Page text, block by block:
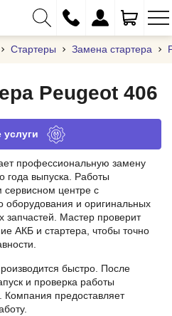
(29) 333-01-01
+375 (17) 373-97-09
(29) 262-61-18
Стартеры Замена стартера
Peugeot 406
услуги
профессиональную замену
года выпуска. Работы
центре с
и оригинальных
запчастей. Мастер проверит
АКБ и стартера, чтобы точно
быстро. После
и проверка работы
Компания предоставляет